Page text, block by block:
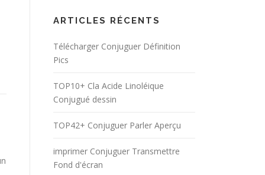
ARTICLES RÉCENTS
Télécharger Conjuguer Définition
Pics
TOP10+ Cla Acide Linoléique
Conjugué dessin
TOP42+ Conjuguer Parler Aperçu
imprimer Conjuguer Transmettre
Fond d'écran